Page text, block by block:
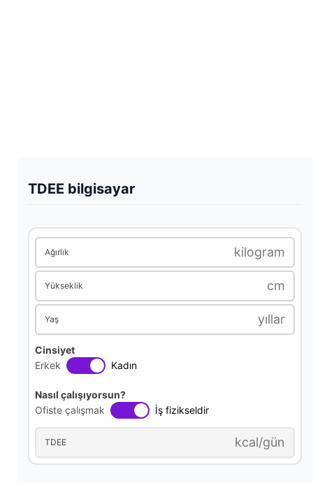
TDEE bilgisayar
Ağırlık kilogram
Yükseklik cm
Yaş yıllar
Cinsiyet
Erkek
Kadın
Nasıl çalışıyorsun?
Ofiste çalışmak
İş fizikseldir
TDEE kcal/gün